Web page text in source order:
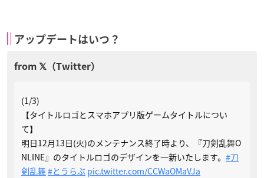
アップデートはいつ？
(1/3)
【タイトルロゴとスマホアプリ版ゲームタイトルについ
て】
明日12月13日(火)のメンテナンス終了時より、『刀剣乱舞O
NLINE』のタイトルロゴのデザインを一新いたします。 #刀
剣乱舞#とうらぶ pic.twitter.com/CCWaOMaVJa